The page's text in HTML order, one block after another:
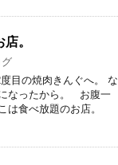
。
目の焼肉きんぐへ。 な
なったから。 お腹一
は食べ放題のお店。